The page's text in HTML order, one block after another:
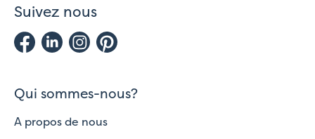
Suivez nous
Qui sommes-nous?
A propos de nous